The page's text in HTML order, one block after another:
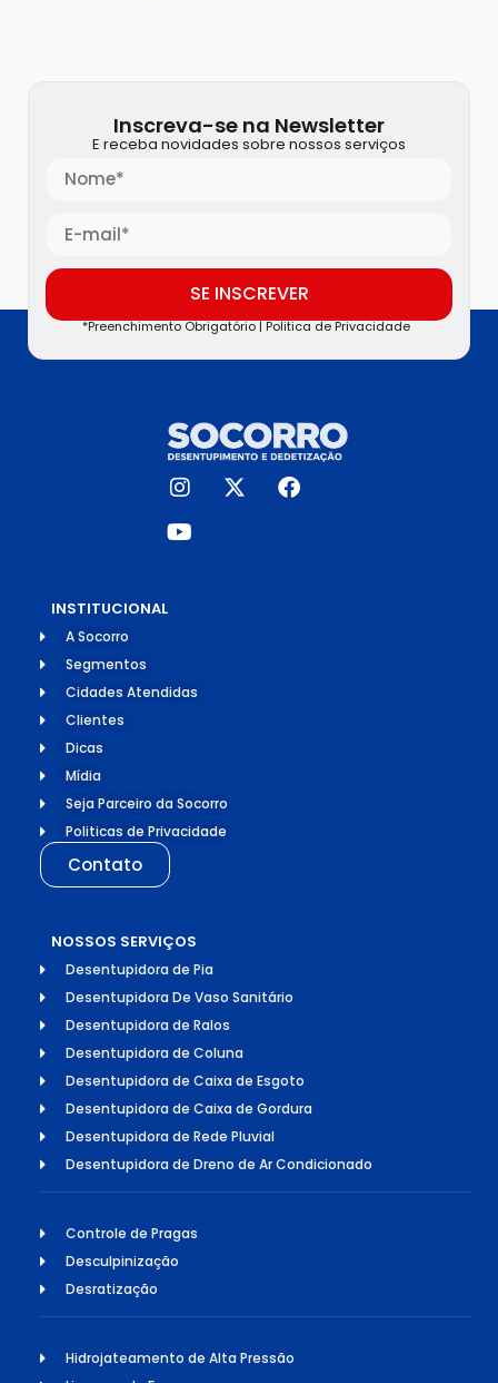
Inscreva-se na Newsletter
E receba novidades sobre nossos serviços
SE INSCREVER
*Preenchimento Obrigatório |Politica de Privacidade
INSTITUCIONAL
A Socorro
Segmentos
Cidades Atendidas
Clientes
Dicas
Mídia
Seja Parceiro da Socorro
Politicas de Privacidade
Contato
NOSSOS SERVIÇOS
Desentupidora de Pia
Desentupidora De Vaso Sanitário
Desentupidora de Ralos
Desentupidora de Coluna
Desentupidora de Caixa de Esgoto
Desentupidora de Caixa de Gordura
Desentupidora de Rede Pluvial
Desentupidora de Dreno de Ar Condicionado
Controle de Pragas
Desculpinização
Desratização
Hidrojateamento de Alta Pressão